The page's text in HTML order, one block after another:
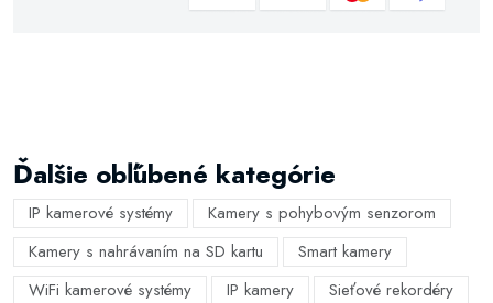
Ďalšie obľúbené kategórie
IP kamerové systémy
Kamery s pohybovým senzorom
Kamery s nahrávaním na SD kartu
Smart kamery
WiFi kamerové systémy
IP kamery
Sieťové rekordéry